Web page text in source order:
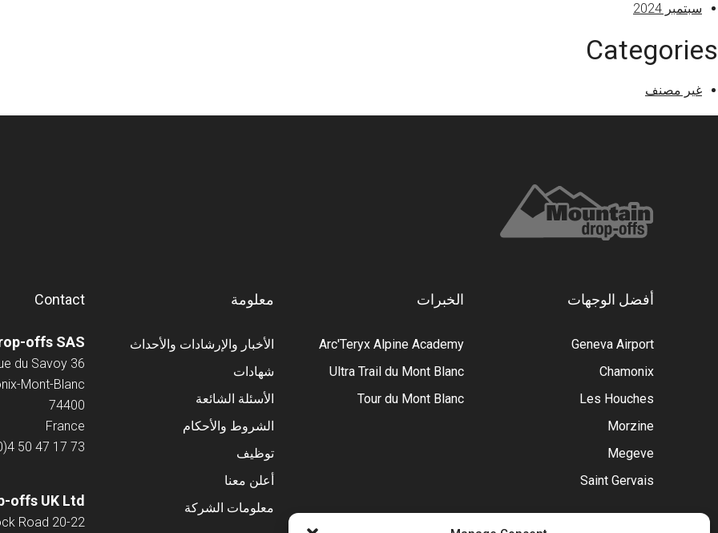
سبتمبر 2024
Categories
غير مصنف
أفضل الوجهات
Geneva Airport
Chamonix
Les Houches
Morzine
Megeve
Saint Gervais
الخبرات
Arc'Teryx Alpine Academy
Ultra Trail du Mont Blanc
Tour du Mont Blanc
معلومة
الأخبار والإرشادات والأحداث
شهادات
الأسئلة الشائعة
الشروط والأحكام
توظيف
أعلن معنا
معلومات الشركة
Contact
offs SAS
36 Avenue du Savoy
Mont-Blanc
74400
France
50 47 17 73
offs UK Ltd
20-22 Wenlock Road